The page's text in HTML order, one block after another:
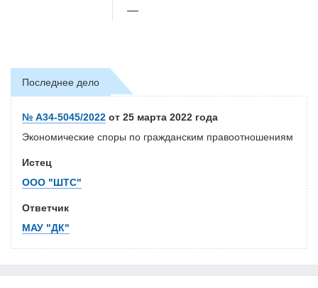
—
Последнее дело
№ А34-5045/2022 от 25 марта 2022 года
Экономические споры по гражданским правоотношениям
Истец
ООО "ШТС"
Ответчик
МАУ "ДК"